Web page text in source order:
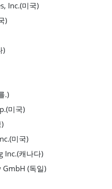
Inc.(미국)
)
)
.)
미국)
미국)
Inc.(캐나다)
(독일)